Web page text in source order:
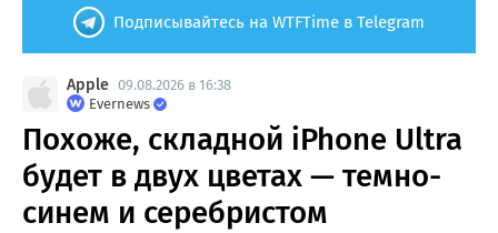
Подписывайтесь на WTFTime в Telegram
Apple 09.08.2026 в 16:38
Evernews
Похоже, складной iPhone Ultra
будет в двух цветах — темно-
синем и серебристом